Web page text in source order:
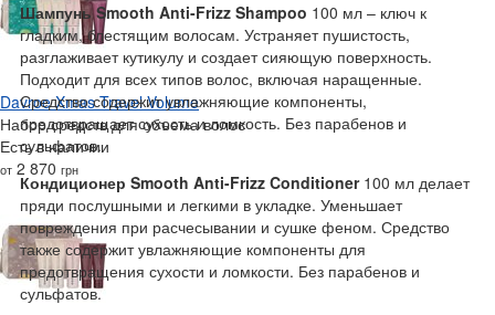
Шампунь Smooth Anti-Frizz Shampoo 100 мл – ключ к
гладким, блестящим волосам. Устраняет пушистость,
разглаживает кутикулу и создает сияющую поверхность.
Подходит для всех типов волос, включая наращенные.
Средство содержит увлажняющие компоненты,
предотвращает сухость и ломкость. Без парабенов и
сульфатов.
Кондиционер Smooth Anti-Frizz Conditioner100 мл делает
пряди послушными и легкими в укладке. Уменьшает
повреждения при расчесывании и сушке феном. Средство
также содержит увлажняющие компоненты для
предотвращения сухости и ломкости. Без парабенов и
сульфатов.
Davroe Xmas Travel Volume
Набор средств для объема волос
Есть в наличии
от 2 870 грн